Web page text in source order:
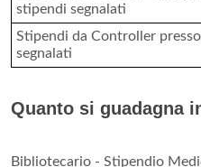
stipendi segnalati
Stipendi da Controller
segnalati
Quanto si guadagna
Bibliotecario - Stipendio